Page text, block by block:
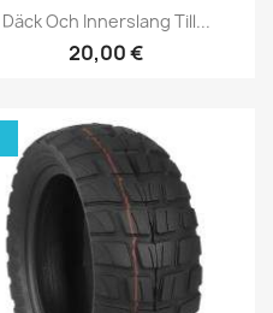
 Snabbvy
Däck Och Innerslang Till...
20,00 €